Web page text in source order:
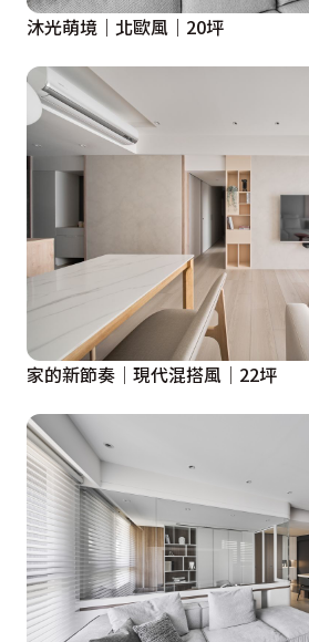
沐光萌境｜北歐風｜20坪
家的新節奏│現代混搭風│22坪